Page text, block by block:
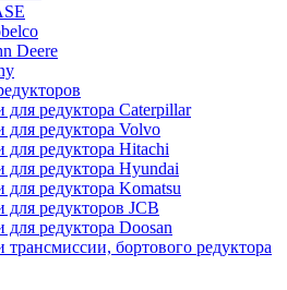
Deere
для редуктора Caterpillar
для редуктора Volvo
для редуктора Hitachi
для редуктора Hyundai
для редуктора Komatsu
для редукторов JCB
для редуктора Doosan
трансмиссии, бортового редуктора